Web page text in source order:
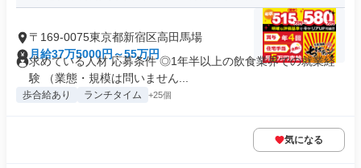
〒169-0075東京都新宿区高田馬場
月給37万5000円～55万円
求めている人材 応募条件 ◎1年半以上の飲食業界での就業経
験 （業態・規模は問いません...
歩合給あり ランチタイム +25個
気になる